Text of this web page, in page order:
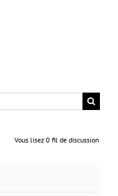
Vous lisez 0 fil de discussion